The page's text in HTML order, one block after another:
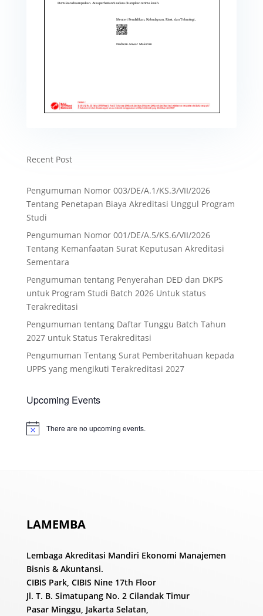
Recent Post
Pengumuman Nomor 003/DE/A.1/KS.3/VII/2026
Tentang Penetapan Biaya Akreditasi Unggul Program
Studi
Pengumuman Nomor 001/DE/A.5/KS.6/VII/2026
Tentang Kemanfaatan Surat Keputusan Akreditasi
Sementara
Pengumuman tentang Penyerahan DED dan DKPS
untuk Program Studi Batch 2026 Untuk status
Terakreditasi
Pengumuman tentang Daftar Tunggu Batch Tahun
2027 untuk Status Terakreditasi
Pengumuman Tentang Surat Pemberitahuan kepada
UPPS yang mengikuti Terakreditasi 2027
Upcoming Events
Notice There are no upcoming events.
LAMEMBA
Lembaga Akreditasi Mandiri Ekonomi Manajemen
Bisnis & Akuntansi.
CIBIS Park, CIBIS Nine 17th Floor
Jl. T. B. Simatupang No. 2 Cilandak Timur
Pasar Minggu, Jakarta Selatan,